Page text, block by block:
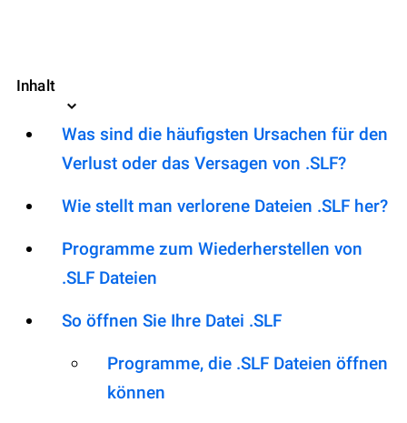
Inhalt
Was sind die häufigsten Ursachen für den
Verlust oder das Versagen von .SLF?
Wie stellt man verlorene Dateien .SLF her?
Programme zum Wiederherstellen von
.SLF Dateien
So öffnen Sie Ihre Datei .SLF
Programme, die .SLF Dateien öffnen
können